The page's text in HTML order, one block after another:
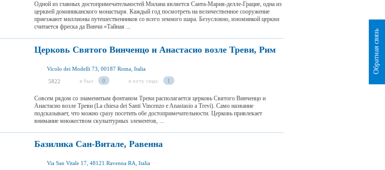
Одной из главных достопримечательностей Милана является Санта-Мария-делле-Грацие, одна из
церквей доминиканского монастыря. Каждый год посмотреть на величественное сооружение
приезжают миллионы путешественников со всего земного шара. Безусловно, изюминкой церкви
считается фреска да Винчи «Тайная ...
Церковь Святого Винченцо и Анастасио возле Треви, Рим
Vicolo dei Modelli 73, 00187 Roma, Italia
5822 я был 0 я хочу сюда 1
Совсем рядом со знаменитым фонтаном Треви располагается церковь Святого Винченцо и
Анастасио возле Треви (La chiesa dei Santi Vincenzo e Anastasio a Trevi). Само название
подсказывает, что можно сразу посетить обе достопримечательности. Церковь привлекает
внимание множеством скульптурных элементов, ...
Базилика Сан-Витале, Равенна
Via San Vitale 17, 48121 Ravenna RA, Italia
Обратная связь